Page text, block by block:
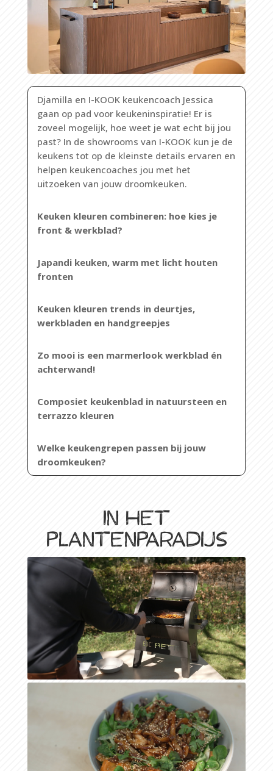
Djamilla en I-KOOK keukencoach Jessica
gaan op pad voor keukeninspiratie! Er is
zoveel mogelijk, hoe weet je wat echt bij jou
past? In de showrooms van I-KOOK kun je de
keukens tot op de kleinste details ervaren en
helpen keukencoaches jou met het
uitzoeken van jouw droomkeuken.
Keuken kleuren combineren: hoe kies je
front & werkblad?
Japandi keuken, warm met licht houten
fronten
Keuken kleuren trends in deurtjes,
werkbladen en handgreepjes
Zo mooi is een marmerlook werkblad én
achterwand!
Composiet keukenblad in natuursteen en
terrazzo kleuren
Welke keukengrepen passen bij jouw
droomkeuken?
In het
plantenparadijs